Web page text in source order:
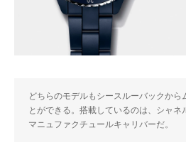
どちらのモデルもシースルーバックから
とができる。搭載しているのは、シャ
マニュファクチュールキャリバーだ。